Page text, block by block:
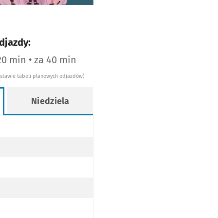
min • za 40 min
tabeli planowych odjazdów)
Niedziela